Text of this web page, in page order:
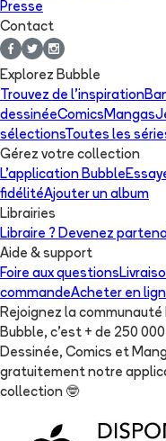
Presse
Contact
Explorez Bubble
Trouvez de l'inspiration
dessinéeComicsMangas
sélectionsToutes les
Gérez votre collection
L'application Bubble
fidélitéAjouter un album
Librairies
Libraire ? Devenez
Aide & support
Foire aux questions
commandeAcheter en
Rejoignez la communauté
Bubble, c'est + de 250
Dessinée, Comics et
gratuitement notre
collection 🤓